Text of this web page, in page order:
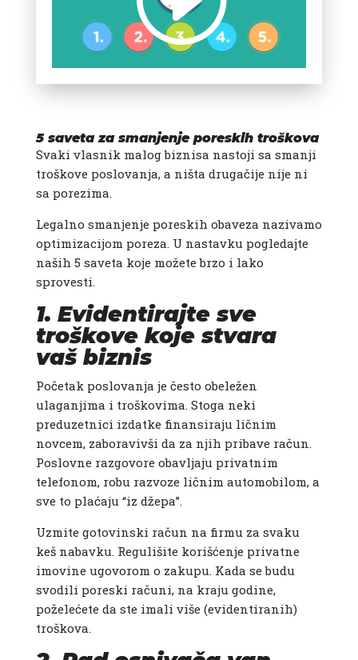
5 saveta za smanjenje poreskih troškova
Svaki vlasnik malog biznisa nastoji sa smanji
troškove poslovanja, a ništa drugačije nije ni
sa porezima.
Legalno smanjenje poreskih obaveza nazivamo
optimizacijom poreza. U nastavku pogledajte
naših 5 saveta koje možete brzo i lako
sprovesti.
1. Evidentirajte sve
troškove koje stvara
vaš biznis
Početak poslovanja je često obeležen
ulaganjima i troškovima. Stoga neki
preduzetnici izdatke finansiraju ličnim
novcem, zaboravivši da za njih pribave račun.
Poslovne razgovore obavljaju privatnim
telefonom, robu razvoze ličnim automobilom, a
sve to plaćaju “iz džepa”.
Uzmite gotovinski račun na firmu za svaku
keš nabavku. Regulišite korišćenje privatne
imovine ugovorom o zakupu. Kada se budu
svodili poreski računi, na kraju godine,
poželećete da ste imali više (evidentiranih)
troškova.